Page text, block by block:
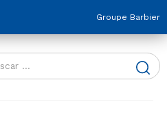
Groupe Barbier